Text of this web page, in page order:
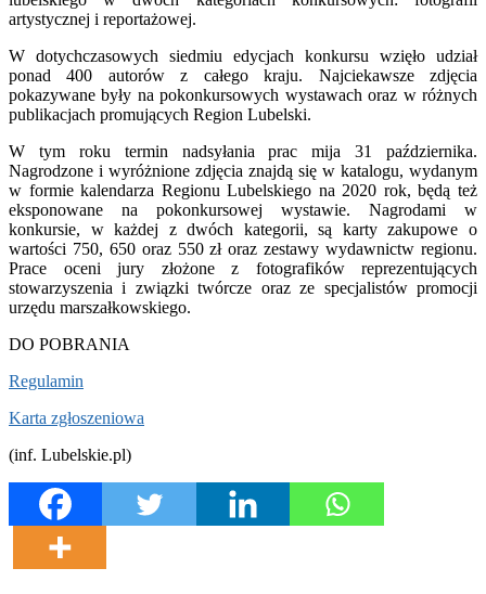
artystycznej i reportażowej.
W dotychczasowych siedmiu edycjach konkursu wzięło udział
ponad 400 autorów z całego kraju. Najciekawsze zdjęcia
pokazywane były na pokonkursowych wystawach oraz w różnych
publikacjach promujących Region Lubelski.
W tym roku termin nadsyłania prac mija 31 października.
Nagrodzone i wyróżnione zdjęcia znajdą się w katalogu, wydanym
w formie kalendarza Regionu Lubelskiego na 2020 rok, będą też
eksponowane na pokonkursowej wystawie. Nagrodami w
konkursie, w każdej z dwóch kategorii, są karty zakupowe o
wartości 750, 650 oraz 550 zł oraz zestawy wydawnictw regionu.
Prace oceni jury złożone z fotografików reprezentujących
stowarzyszenia i związki twórcze oraz ze specjalistów promocji
urzędu marszałkowskiego.
DO POBRANIA
Regulamin
Karta zgłoszeniowa
(inf. Lubelskie.pl)